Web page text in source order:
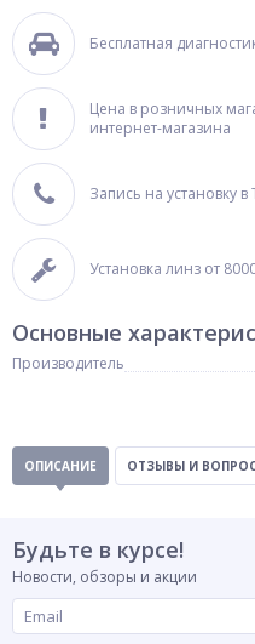
Бесплатная
Цена в розничных
интернет-магазина
Запись на установку
Установка линз от
Основные
Производитель
ОПИСАНИЕ ОТЗЫВЫ И
Будьте в курсе!
Новости, обзоры и акции